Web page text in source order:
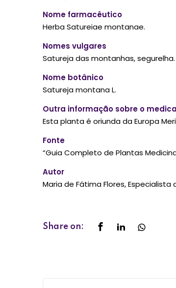
Nome farmacêutico
Herba Satureiae montanae.
Nomes vulgares
Satureja das montanhas, segurelha.
Nome botânico
Satureja montana L.
Outra informação sobre o
Esta planta é oriunda da Europa
Fonte
“Guia Completo de Plantas
Autor
Maria de Fátima Flores, Especialista
Share on: